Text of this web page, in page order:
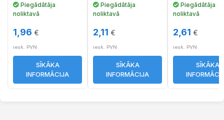
Piegādātāja
noliktavā
1,96 €
iesk. PVN
SĪKĀKA
INFORMĀCIJA
Piegādātāja
noliktavā
2,11 €
iesk. PVN
SĪKĀKA
INFORMĀCIJA
Piegādātāja
noliktavā
2,61 €
iesk. PVN
SĪKĀKA